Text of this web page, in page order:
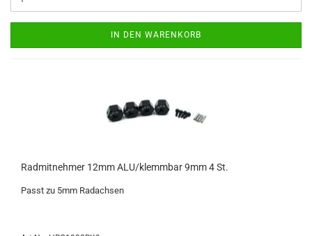
IN DEN WARENKORB
Radmitnehmer 12mm ALU/klemmbar 9mm 4 St.
Passt zu 5mm Radachsen